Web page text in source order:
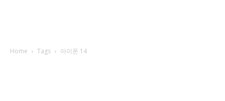
Home Tags 아이폰 14